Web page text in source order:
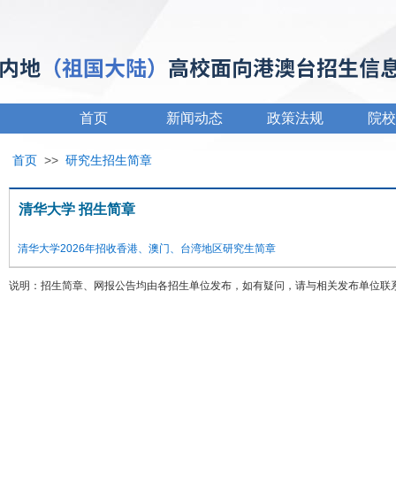
首页 新闻动态 政策法规 院
首页 >> 研究生招生简章
清华大学 招生简章
清华大学2026年招收香港、澳门、台湾地区研究生简章
说明：招生简章、网报公告均由各招生单位发布，如有疑问，请与相关发布单位